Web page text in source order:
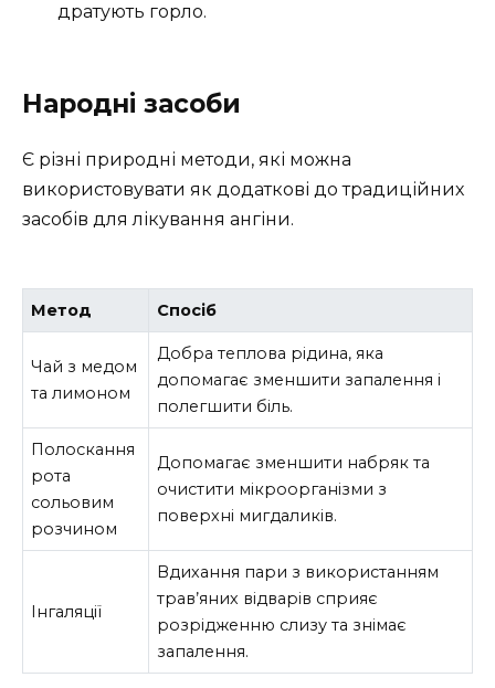
дратують горло.
Народні засоби
Є різні природні методи, які можна
використовувати як додаткові до традиційних
засобів для лікування ангіни.
Метод Спосіб
Чай з медом
та лимоном
Добра теплова рідина, яка
допомагає зменшити запалення і
полегшити біль.
Полоскання
рота
сольовим
розчином
Допомагає зменшити набряк та
очистити мікроорганізми з
поверхні мигдаликів.
Інгаляції
Вдихання пари з використанням
трав’яних відварів сприяє
розрідженню слизу та знімає
запалення.